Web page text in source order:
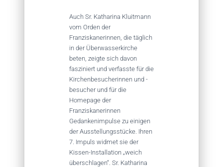
Auch Sr. Katharina Kluitmann
vom Orden der
Franziskanerinnen, die täglich
in der Überwasserkirche
beten, zeigte sich davon
fasziniert und verfasste für die
Kirchenbesucherinnen und -
besucher und für die
Homepage der
Franziskanerinnen
Gedankenimpulse zu einigen
der Ausstellungsstücke. Ihren
7. Impuls widmet sie der
Kissen-Installation „weich
überschlagen“. Sr. Katharina